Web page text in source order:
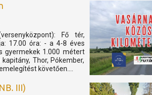
Fő tér,
17.00 óra: - a 4-8 éves
gyermekek 1.000 métert
Thor, Pókember,
követően....
III)